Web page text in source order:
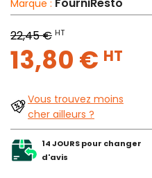
Marque :
22,45 € HT
13,80 € HT
Vous trouvez moins
cher ailleurs ?
14 JOURS pour changer
d'avis